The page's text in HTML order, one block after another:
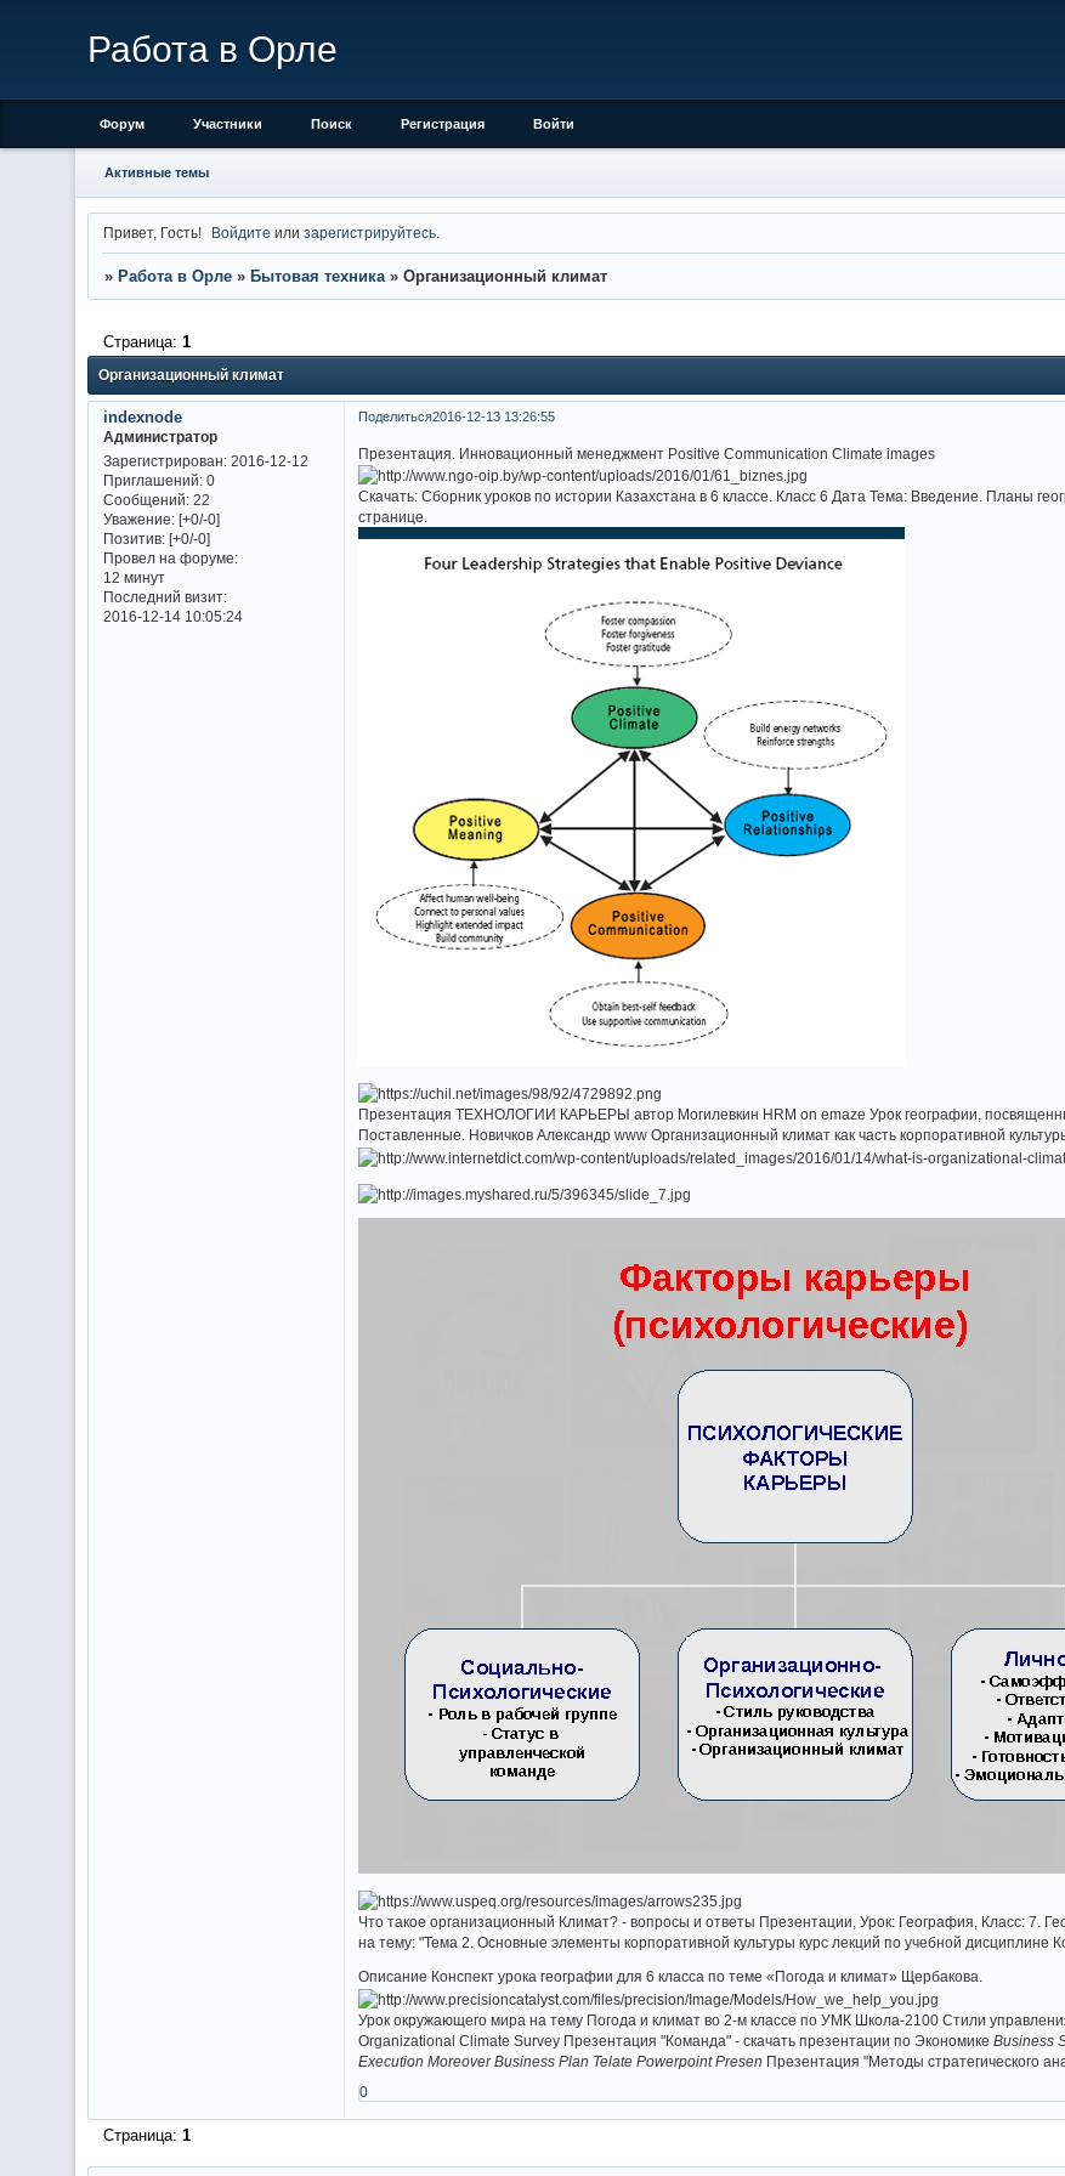
Работа в Орле
Форум Участники Поиск Регистрация Войти
Активные темы
Привет, Гость! Войдите илизарегистрируйтесь
» Работа в Орле » Бытовая техника » Организационный климат
Организационный климат
Страница: 1
Поделиться2016-12-13 13:26:55
indexnode
Администратор
Зарегистрирован: 2016-12-12
Приглашений:0
Сообщений:22
Уважение: [+0/-0]
Позитив: [+0/-0]
Провел на форуме:
12 минут
Последний визит:
2016-12-14 10:05:24
Презентация. Инновационный менеджмент Positive Communication Climate images
Скачать: Сборник уроков по истории Казахстана в 6 классе. Класс 6 Дата Тема: Введение. Планы
странице.
Презентация ТЕХНОЛОГИИ КАРЬЕРЫ автор Могилевкин HRM on emaze Урок географии,
Поставленные. Новичков Александр www Организационный климат как часть корпоративной
Что такое организационный Климат? - вопросы и ответы Презентации, Урок: География, Класс: 7.
на тему: "Тема 2. Основные элементы корпоративной культуры курс лекций по учебной дисциплине
Описание Конспект урока географии для 6 класса по теме «Погода и климат» Щербакова.
Урок окружающего мира на тему Погода и климат во 2-м классе по УМК Школа-2100 Стили
Organizational Climate Survey Презентация "Команда" - скачать презентации по ЭкономикеBusiness
Execution Moreover Business Plan Telate Powerpoint Presen Презентация "Методы стратегического
0
Страница: 1